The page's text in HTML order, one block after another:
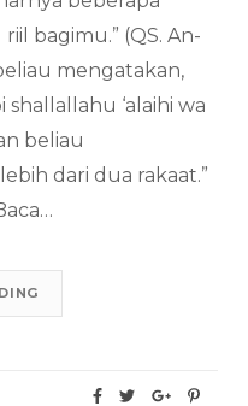
bagimu.” (QS. An-
mengatakan,
shallallahu ‘alaihi wa
beliau
dari dua rakaat.”